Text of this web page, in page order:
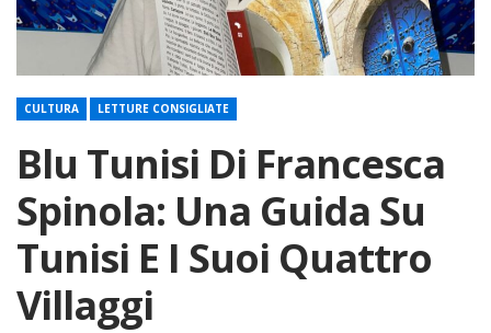
CULTURA LETTURE CONSIGLIATE
Blu Tunisi Di Francesca
Spinola: Una Guida Su
Tunisi E I Suoi Quattro
Villaggi